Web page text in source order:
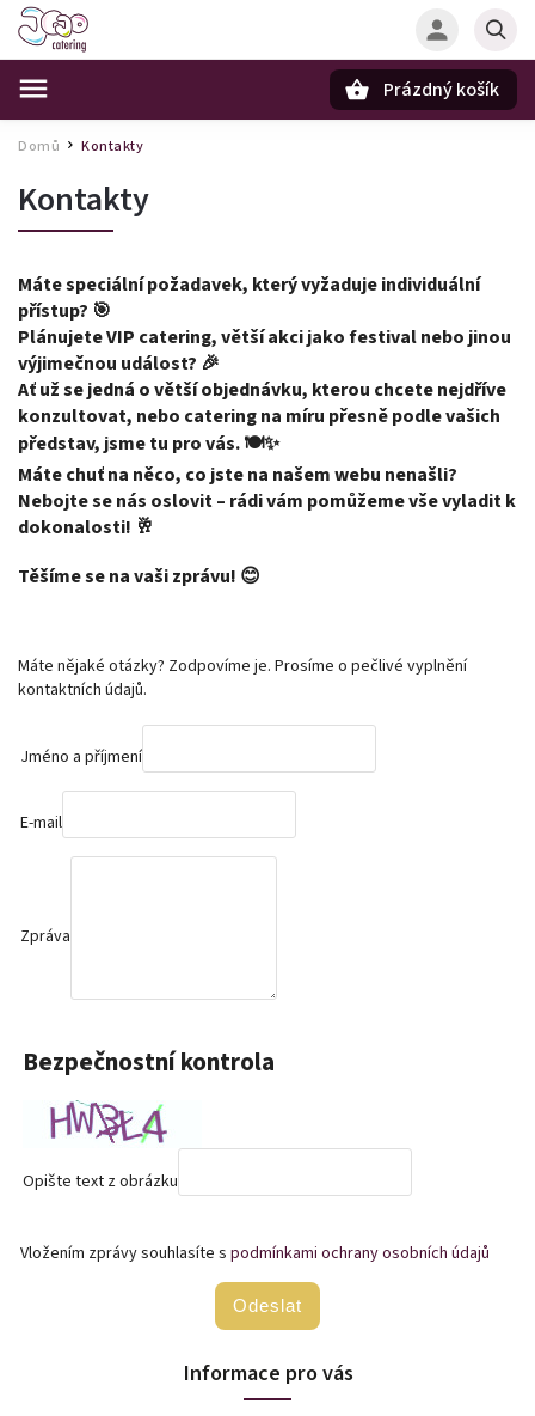
Prázdný košík
Domů / Kontakty
Kontakty
Máte speciální požadavek, který vyžaduje individuální
přístup? 🎯
Plánujete VIP catering, větší akci jako festival nebo jinou
výjimečnou událost? 🎉
Ať už se jedná o větší objednávku, kterou chcete nejdříve
konzultovat, nebo catering na míru přesně podle vašich
představ, jsme tu pro vás. 🍽️✨
Máte chuť na něco, co jste na našem webu nenašli?
Nebojte se nás oslovit – rádi vám pomůžeme vše vyladit k
dokonalosti! 🥂
Těšíme se na vaši zprávu! 😊
Máte nějaké otázky? Zodpovíme je. Prosíme o pečlivé vyplnění
kontaktních údajů.
Jméno a příjmení
E-mail
Zpráva
Bezpečnostní kontrola
Opište text z obrázku
Vložením zprávy souhlasíte s podmínkami ochrany osobních údajů
Odeslat
Informace pro vás